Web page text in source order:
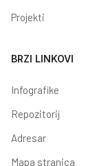
Projekti
BRZI LINKOVI
Infografike
Repozitorij
Adresar
Mapa stranica